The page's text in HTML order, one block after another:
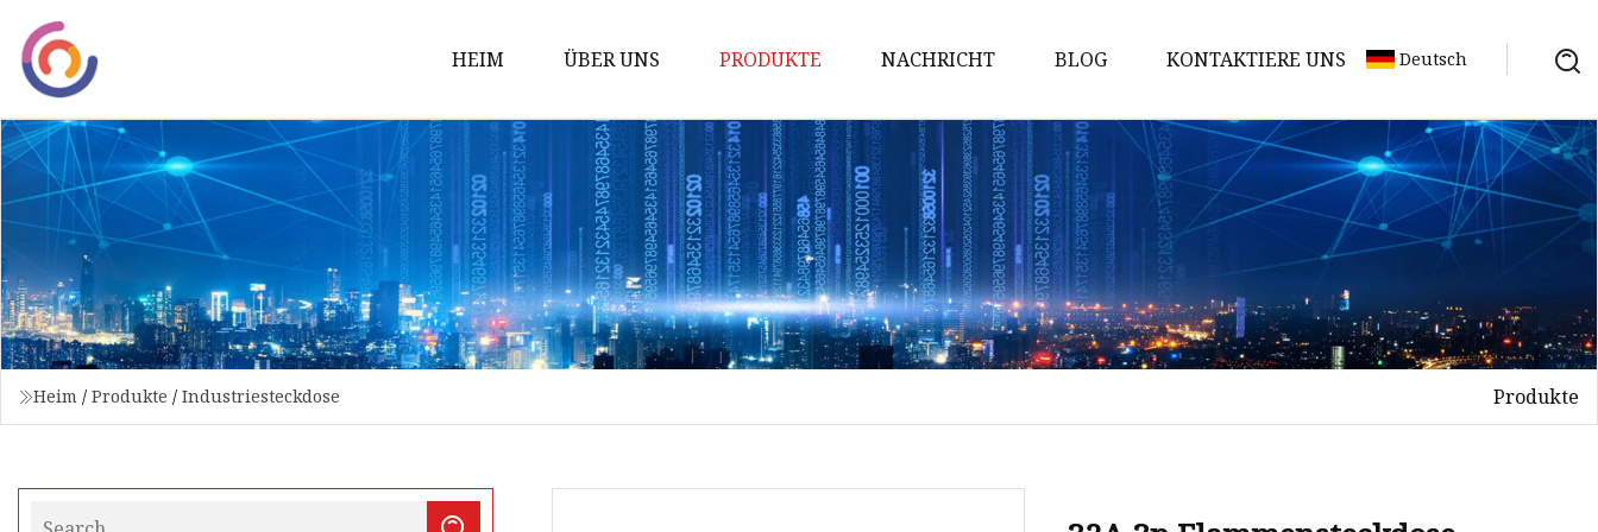
HEIM ÜBER UNS PRODUKTE
AC MCB
Windeisen
Gewindeschneiden
PDU-Sockel
Industriestecker
Industriesteckdose
Über-Unterspannungsschutz
NACHRICHT BLOG KONTAKTIERE UNS Deutsch
Heim / Produkte / Industriesteckdose Produkte